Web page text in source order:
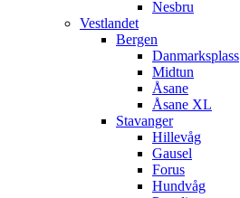
Nesbru
Vestlandet
Bergen
Danmarksplass
Midtun
Åsane
Åsane XL
Stavanger
Hillevåg
Gausel
Forus
Hundvåg